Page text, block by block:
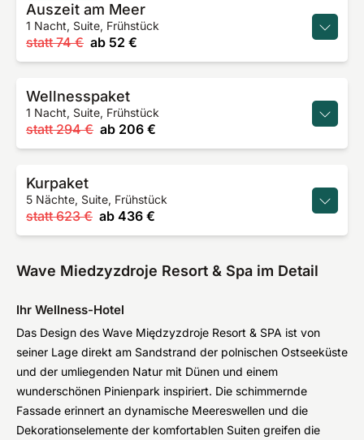
Auszeit am Meer
1 Nacht, Suite, Frühstück
statt 74 € ab 52 €
Wellnesspaket
1 Nacht, Suite, Frühstück
statt 294 € ab 206 €
Kurpaket
5 Nächte, Suite, Frühstück
statt 623 € ab 436 €
Wave Miedzyzdroje Resort & Spa im Detail
Ihr Wellness-Hotel
Das Design des Wave Międzyzdroje Resort & SPA ist von
seiner Lage direkt am Sandstrand der polnischen Ostseeküste
und der umliegenden Natur mit Dünen und einem
wunderschönen Pinienpark inspiriert. Die schimmernde
Fassade erinnert an dynamische Meereswellen und die
Dekorationselemente der komfortablen Suiten greifen die